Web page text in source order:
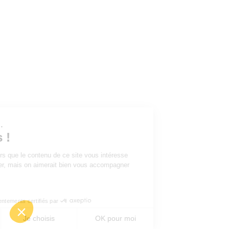
!
sûrs que le contenu de ce site vous intéresse
mais on aimerait bien vous accompagner
Consentements certifiés par
Je choisis OK pour moi